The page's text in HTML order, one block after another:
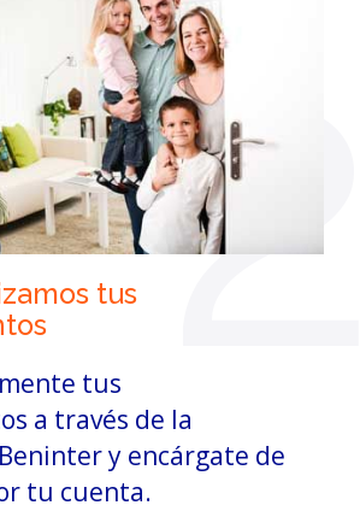
tus
tus
a través de la
y encárgate de
tu cuenta.